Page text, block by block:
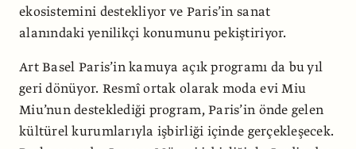
ekosistemini destekliyor ve Paris’in sanat
alanındaki yenilikçi konumunu pekiştiriyor.
Art Basel Paris’in kamuya açık programı da bu yıl
geri dönüyor. Resmî ortak olarak moda evi Miu
Miu’nun desteklediği program, Paris’in önde gelen
kültürel kurumlarıyla işbirliği içinde gerçekleşecek.